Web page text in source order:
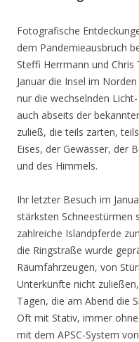
Fotografische
dem Pandemieausbruch
Steffi Herrmann und
Januar die Insel im
nur die wechselnden
auch abseits der
zuließ, die teils zarten,
Eises, der Gewässer, der
und des Himmels.
Ihr letzter Besuch im
stärksten Schneestürmen
zahlreiche Islandpferde
die Ringstraße wurde
Räumfahrzeugen, von
Unterkünfte nicht
Tagen, die am Abend die
Oft mit Stativ, immer
mit dem APSC-System